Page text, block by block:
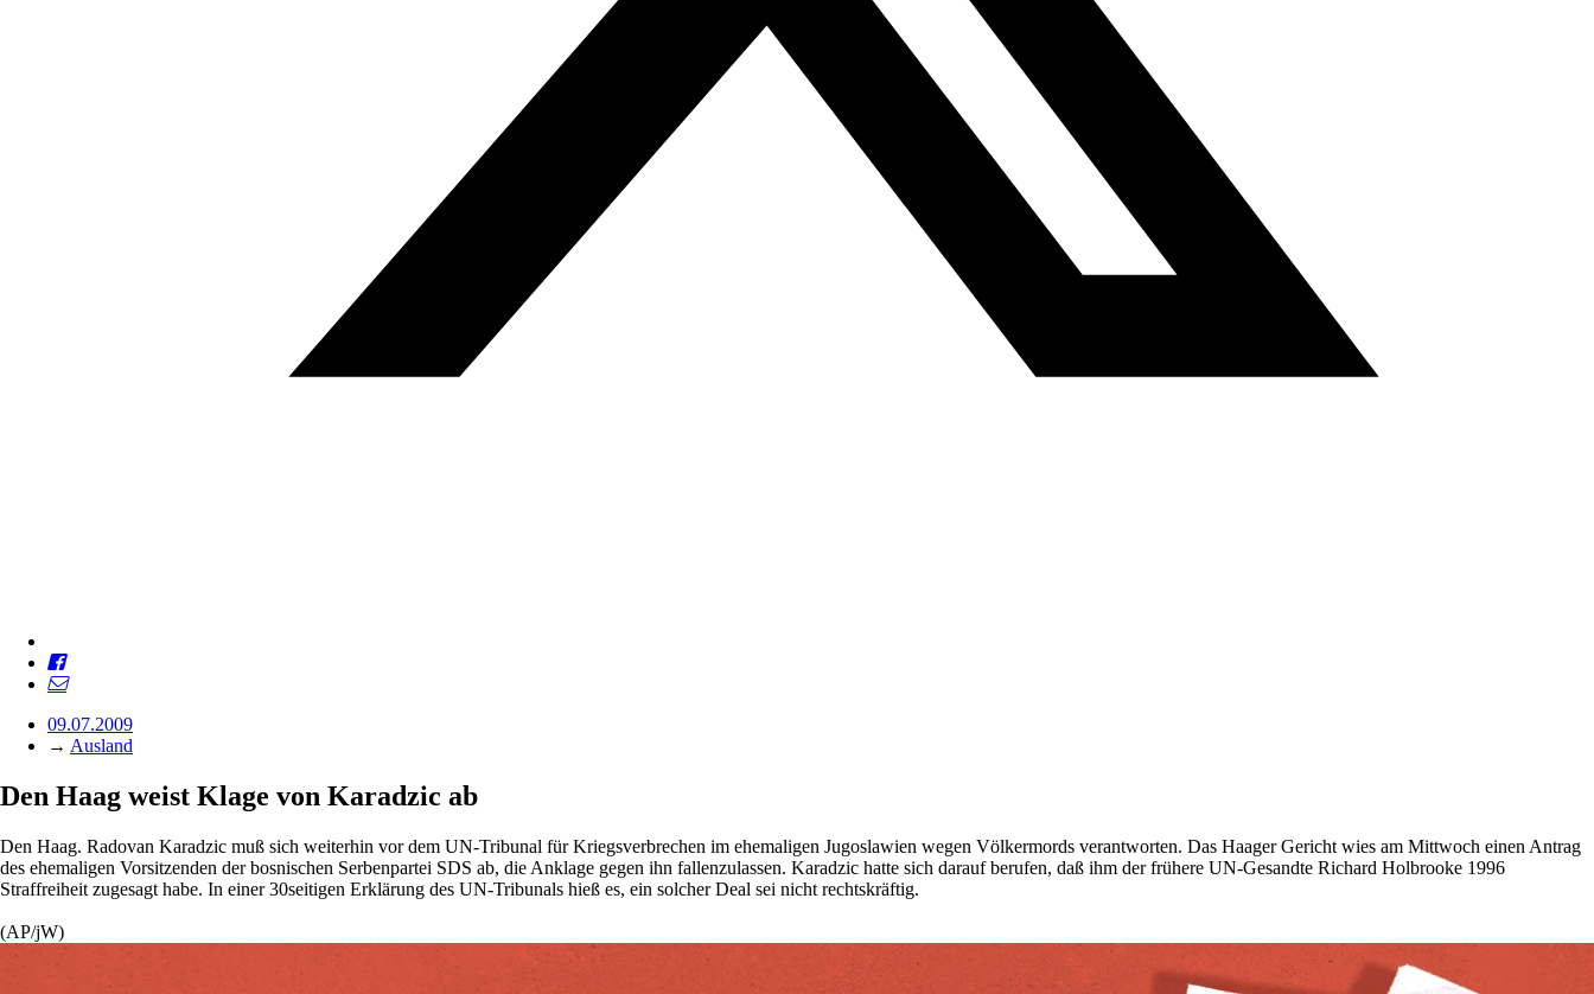
09.07.2009
→ Ausland
Den Haag weist Klage von Karadzic ab
Den Haag. Radovan Karadzic muß sich weiterhin vor dem UN-Tribunal für Kriegsverbrechen im ehemaligen Jugoslawien wegen Völkermords verantworten. Das Haager Gericht wies am Mittwoch einen Antrag
des ehemaligen Vorsitzenden der bosnischen Serbenpartei SDS ab, die Anklage gegen ihn fallenzulassen. Karadzic hatte sich darauf berufen, daß ihm der frühere UN-Gesandte Richard Holbrooke 1996
Straffreiheit zugesagt habe. In einer 30seitigen Erklärung des UN-Tribunals hieß es, ein solcher Deal sei nicht rechtskräftig.
(AP/jW)